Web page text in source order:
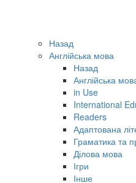
Назад
Англійська мова
Назад
Англійська
in Use
International
Readers
Адаптована
Граматика та
Ділова мова
Ігри
Інше